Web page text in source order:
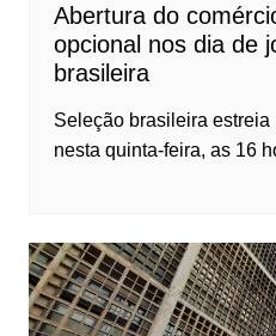
Abertura do
opcional nos dia de
brasileira
Seleção brasileira
nesta quinta-feira, as 16